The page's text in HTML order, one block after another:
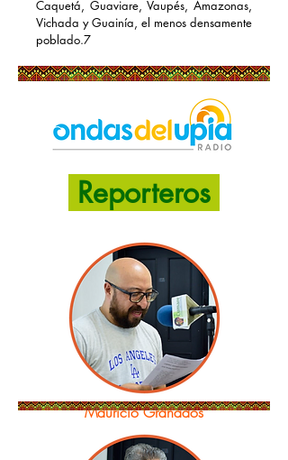
Caquetá, Guaviare, Vaupés, Amazonas,
Vichada y Guainía, el menos densamente
poblado.7​
Reporteros
Mauricio Granados